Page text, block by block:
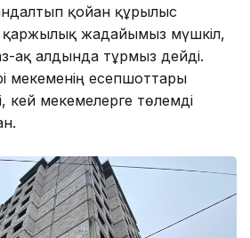
қойған құрылыс
жағдайымыз мүшкіл,
ақ алдында тұрмыз дейді.
мекеменің есепшоттары
кей мекемелерге төлемді